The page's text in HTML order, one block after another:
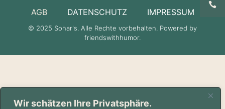
Wir schätzen Ihre Privatsphäre.
AGB
DATENSCHUTZ IMPRESSUM
© 2025 Sohar's. Alle Rechte vorbehalten. Powered by
friendswithhumor.